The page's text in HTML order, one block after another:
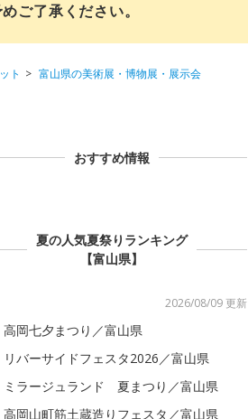
ご了承ください。
ト
富山県の美術展・博物展・展示会
おすすめ情報
夏の人気夏祭りランキング
【富山県】
2026/08/09 更新
高岡七夕まつり／富山県
リバーサイドフェスタ2026／富山県
ミラージュランド 夏まつり／富山県
高岡山町筋土蔵造りフェスタ／富山県